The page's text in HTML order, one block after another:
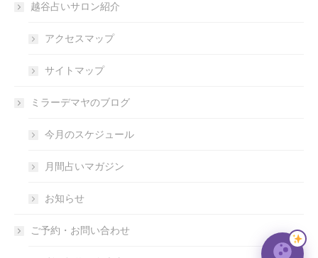
越谷占いサロン紹介
アクセスマップ
サイトマップ
ミラーデマヤのブログ
今月のスケジュール
月間占いマガジン
お知らせ
ご予約・お問い合わせ